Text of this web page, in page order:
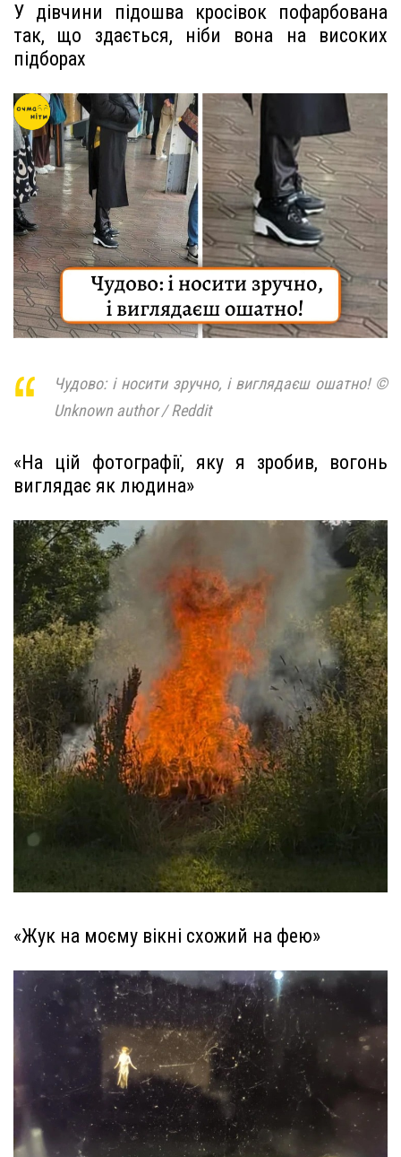
У дівчини підошва кросівок пофарбована
так, що здається, ніби вона на високих
підборах
Чудово: і носити зручно, і виглядаєш ошатно! ©
Unknown author / Reddit
«На цій фотографії, яку я зробив, вогонь
виглядає як людина»
«Жук на моєму вікні схожий на фею»